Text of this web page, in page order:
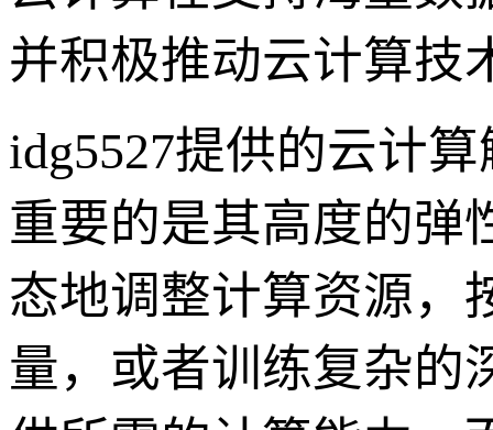
并积极推动云计算技
idg5527提供的云计
重要的是其高度的弹
态地调整计算资源，
量，或者训练复杂的